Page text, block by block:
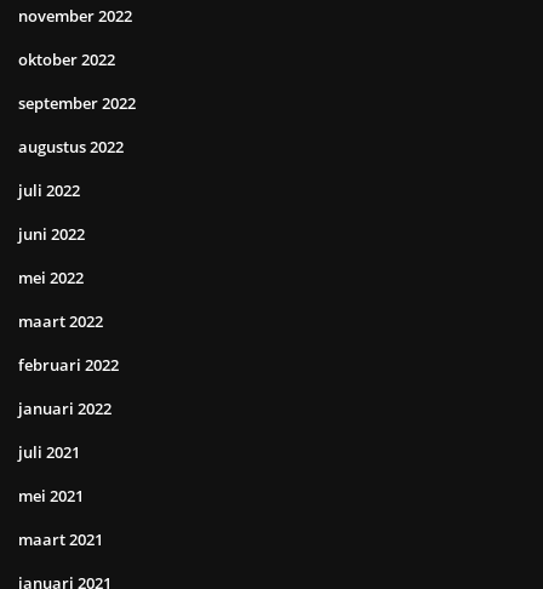
november 2022
oktober 2022
september 2022
augustus 2022
juli 2022
juni 2022
mei 2022
maart 2022
februari 2022
januari 2022
juli 2021
mei 2021
maart 2021
januari 2021